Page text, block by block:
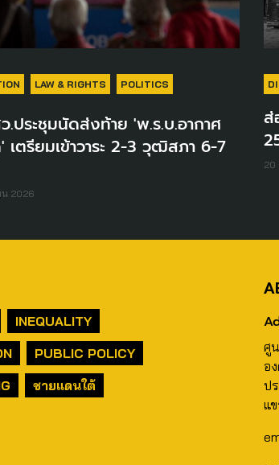
LAW & RIGHTS POLITICS
.ประชุมนัดส่งท้าย 'พ.ร.บ.อากาศ
เตรียมเข้าวาระ 2-3 วุฒิสภา 6-7
2026
ส่
20
INEQUALITY
PUBLIC POLICY
ชายแดนใต้
ศู
อ
ป
แ